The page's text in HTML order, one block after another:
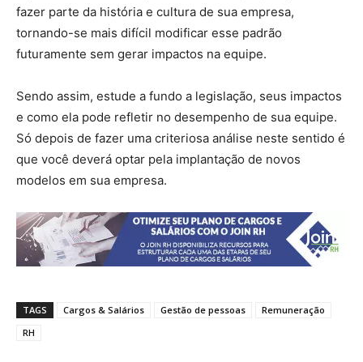
fazer parte da história e cultura de sua empresa,
tornando-se mais difícil modificar esse padrão
futuramente sem gerar impactos na equipe.
Sendo assim, estude a fundo a legislação, seus impactos
e como ela pode refletir no desempenho de sua equipe.
Só depois de fazer uma criteriosa análise neste sentido é
que você deverá optar pela implantação de novos
modelos em sua empresa.
TAGS Cargos & Salários Gestão de pessoas
Remuneração
RH